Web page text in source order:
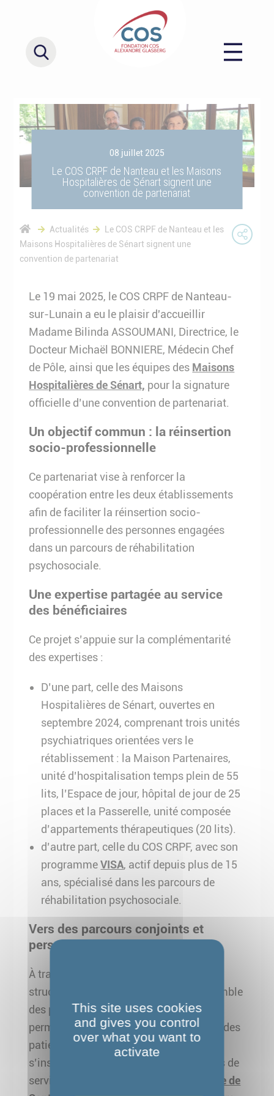
08 juillet 2025
Le COS CRPF de Nanteau et les Maisons
Hospitalières de Sénart signent une
convention de partenariat
Actualités
Le COS CRPF de Nanteau et les
Maisons Hospitalières de Sénart signent une
convention de partenariat
Le 19 mai 2025, le COS CRPF de Nanteau-
sur-Lunain a eu le plaisir d'accueillir
Madame Bilinda ASSOUMANI, Directrice, le
Docteur Michaël BONNIERE, Médecin Chef
de Pôle, ainsi que les équipes des Maisons
Hospitalières de Sénart, pour la signature
officielle d’une convention de partenariat.
Un objectif commun : la réinsertion
socio-professionnelle
Ce partenariat vise à renforcer la
coopération entre les deux établissements
afin de faciliter la réinsertion socio-
professionnelle des personnes engagées
dans un parcours de réhabilitation
psychosociale.
Une expertise partagée au service
des bénéficiaires
Ce projet s’appuie sur la complémentarité
des expertises :
D’une part, celle des Maisons
Hospitalières de Sénart, ouvertes en
septembre 2024, comprenant trois unités
psychiatriques orientées vers le
rétablissement : la Maison Partenaires,
unité d’hospitalisation temps plein de 55
lits, l’Espace de jour, hôpital de jour de 25
places et la Passerelle, unité composée
d’appartements thérapeutiques (20 lits).
d’autre part, celle du COS CRPF, avec son
programmeVISA, actif depuis plus de 15
ans, spécialisé dans les parcours de
réhabilitation psychosociale.
Vers des parcours conjoints et
personnalisés
À travers cette convention, les deux
structures s’engagent à construire ensemble
des parcours intégrés et individualisés,
permettant un accompagnement global des
patients et stagiaires. Cette démarche
s’inscrit dans la logique des plateformes de
services promues par
l’Agence Régionale de
This site uses cookies
and gives you control
over what you want to
activate